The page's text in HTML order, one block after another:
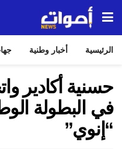
الرئيسية أخبار وطنية
حسنية أكادير
في البطولة
“إنوي”